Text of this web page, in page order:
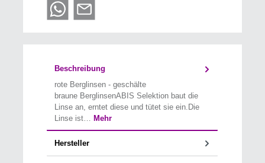
Beschreibung
rote Berglinsen - geschälte
braune BerglinsenABIS Selektion baut die
Linse an, erntet diese und tütet sie ein.Die
Linse ist…
Mehr
Hersteller